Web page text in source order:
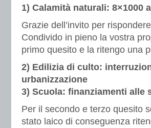
1) Calamità naturali:
Grazie dell’invito per
Condivido in pieno la vostra
primo quesito e la ritengo una
2) Edilizia di culto:
urbanizzazione
3) Scuola: finanziamenti alle
Per il secondo e terzo quesito
stato laico di conseguenza